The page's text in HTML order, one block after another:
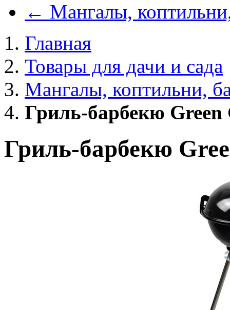
← Мангалы,
Главная
Товары для дачи и сада
Мангалы, коптильни,
Гриль-барбекю Green
Гриль-барбекю